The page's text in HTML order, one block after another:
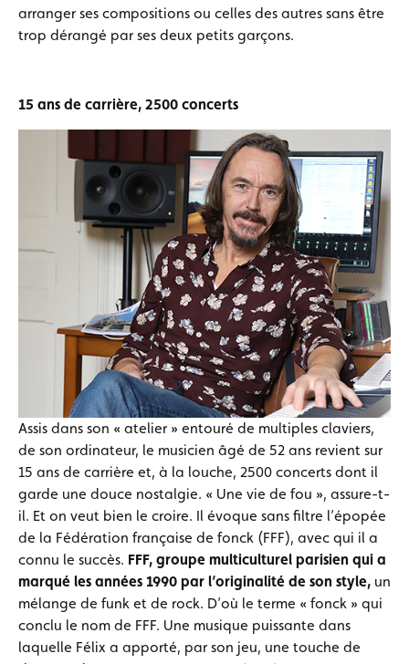
arranger ses compositions ou celles des autres sans être
trop dérangé par ses deux petits garçons.
15 ans de carrière, 2500 concerts
Assis dans son « atelier » entouré de multiples claviers,
de son ordinateur, le musicien âgé de 52 ans revient sur
15 ans de carrière et, à la louche, 2500 concerts dont il
garde une douce nostalgie. « Une vie de fou », assure-t-
il. Et on veut bien le croire. Il évoque sans filtre l’épopée
de la Fédération française de fonck (FFF), avec qui il a
connu le succès. FFF, groupe multiculturel parisien qui a
marqué les années 1990 par l’originalité de son style, un
mélange de funk et de rock. D’où le terme « fonck » qui
conclu le nom de FFF. Une musique puissante dans
laquelle Félix a apporté, par son jeu, une touche de